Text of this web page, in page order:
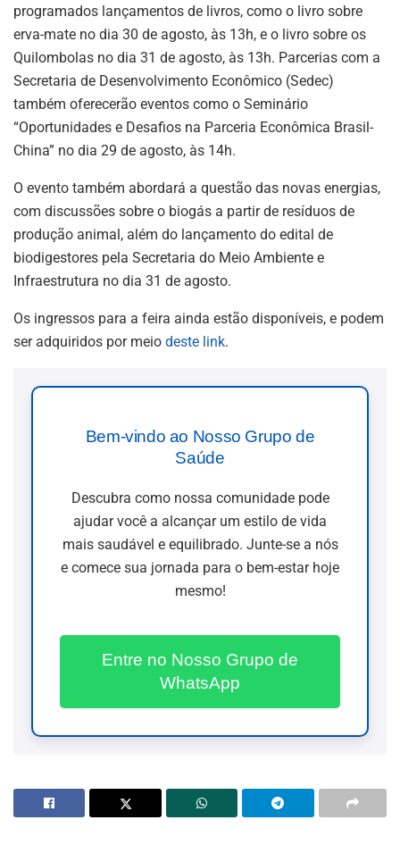
programados lançamentos de livros, como o livro sobre
erva-mate no dia 30 de agosto, às 13h, e o livro sobre os
Quilombolas no dia 31 de agosto, às 13h. Parcerias com a
Secretaria de Desenvolvimento Econômico (Sedec)
também oferecerão eventos como o Seminário
“Oportunidades e Desafios na Parceria Econômica Brasil-
China” no dia 29 de agosto, às 14h.
O evento também abordará a questão das novas energias,
com discussões sobre o biogás a partir de resíduos de
produção animal, além do lançamento do edital de
biodigestores pela Secretaria do Meio Ambiente e
Infraestrutura no dia 31 de agosto.
Os ingressos para a feira ainda estão disponíveis, e podem
ser adquiridos por meio deste link.
Bem-vindo ao Nosso Grupo de
Saúde
Descubra como nossa comunidade pode
ajudar você a alcançar um estilo de vida
mais saudável e equilibrado. Junte-se a nós
e comece sua jornada para o bem-estar hoje
mesmo!
Entre no Nosso Grupo de
WhatsApp